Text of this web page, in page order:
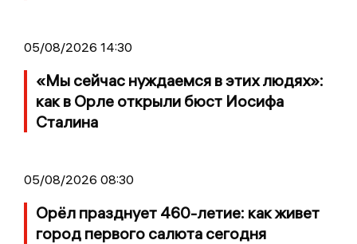
05/08/2026 14:30
«Мы сейчас нуждаемся в этих людях»:
как в Орле открыли бюст Иосифа
Сталина
05/08/2026 08:30
Орёл празднует 460-летие: как живет
город первого салюта сегодня